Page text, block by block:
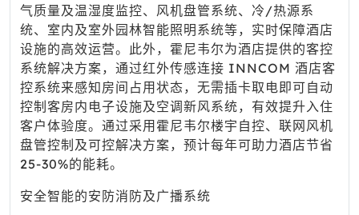
气质量及温湿度监控、风机盘管系统、冷/热源系
统、室内及室外园林智能照明系统等，实时保障酒店
设施的高效运营。此外，霍尼韦尔为酒店提供的客控
系统解决方案，通过红外传感连接 INNCOM 酒店客
控系统来感知房间占用状态，无需插卡取电即可自动
控制客房内电子设施及空调新风系统，有效提升入住
客户体验度。通过采用霍尼韦尔楼宇自控、联网风机
盘管控制及可控解决方案，预计每年可助力酒店节省
25-30%的能耗。
安全智能的安防消防及广播系统